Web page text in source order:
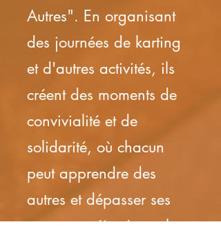
Autres". En organisant
des journées de karting
et d'autres activités, ils
créent des moments de
convivialité et de
solidarité, où chacun
peut apprendre des
autres et dépasser ses
propres préjugés sur le